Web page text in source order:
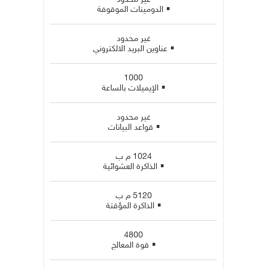
▪ الدومينات الموقوفة
غير محدود
▪ عناوين البريد الالكتروني
1000
▪ الإيميلات بالساعة
غير محدود
▪ قواعد البيانات
1024 م ب
▪ الذاكرة العشوائية
5120 م ب
▪ الذاكرة المؤقتة
4800
▪ قوة المعالج